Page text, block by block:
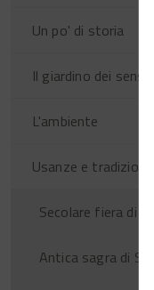
Un po' di storia
Il giardino dei sensi
L'ambiente
Usanze e tradizioni
Secolare fiera di
Antica sagra di